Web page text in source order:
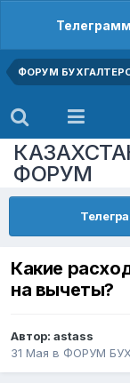
ФОРУМ
ФОРУМ
Какие
на вычеты?
Автор: astass
31 Мая в ФОРУМ